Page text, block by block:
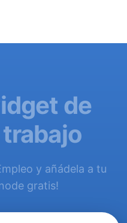
de
y añádela a tu
gratis!